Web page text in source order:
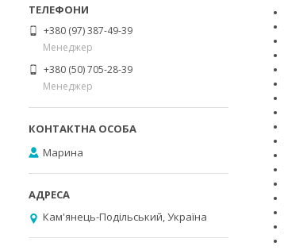
+380 (97) 387-49-39
Менеджер
+380 (50) 705-28-39
Менеджер
Марина
Кам'янець-Подільський, Україна